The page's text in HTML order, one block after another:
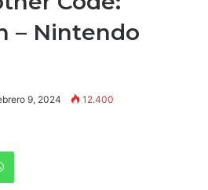
– Nintendo
9, 2024 12.400
WhatsApp